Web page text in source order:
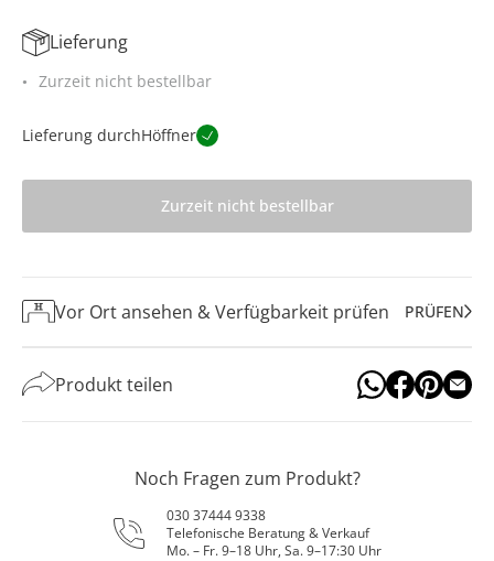
Lieferung
Zurzeit nicht bestellbar
Lieferung durchHöffner
Zurzeit nicht bestellbar
Vor Ort ansehen & Verfügbarkeit prüfen PRÜFEN
Produkt teilen
Noch Fragen zum Produkt?
030 37444 9338
Telefonische Beratung & Verkauf
Mo. – Fr. 9–18 Uhr, Sa. 9–17:30 Uhr